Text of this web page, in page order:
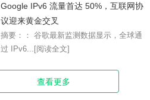
Google IPv6 流量首达 50%，互联网协
议迎来黄金交叉
摘要：： 谷歌最新监测数据显示，全球通
过 IPv6... [阅读全文]
查看更多